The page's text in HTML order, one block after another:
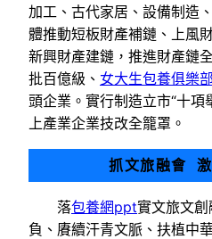
加工、古代家居、設備制造
體推動短板財產補鏈、上風
新興財產建鏈，推進財產鏈
批百億級、 女大生包養俱樂部
頭企業。實行制造立市“十項
上產業企業技改全籠罩。
抓文旅融會
落包養網ppt實文旅文
負、賡續汗青文脈、扶植中